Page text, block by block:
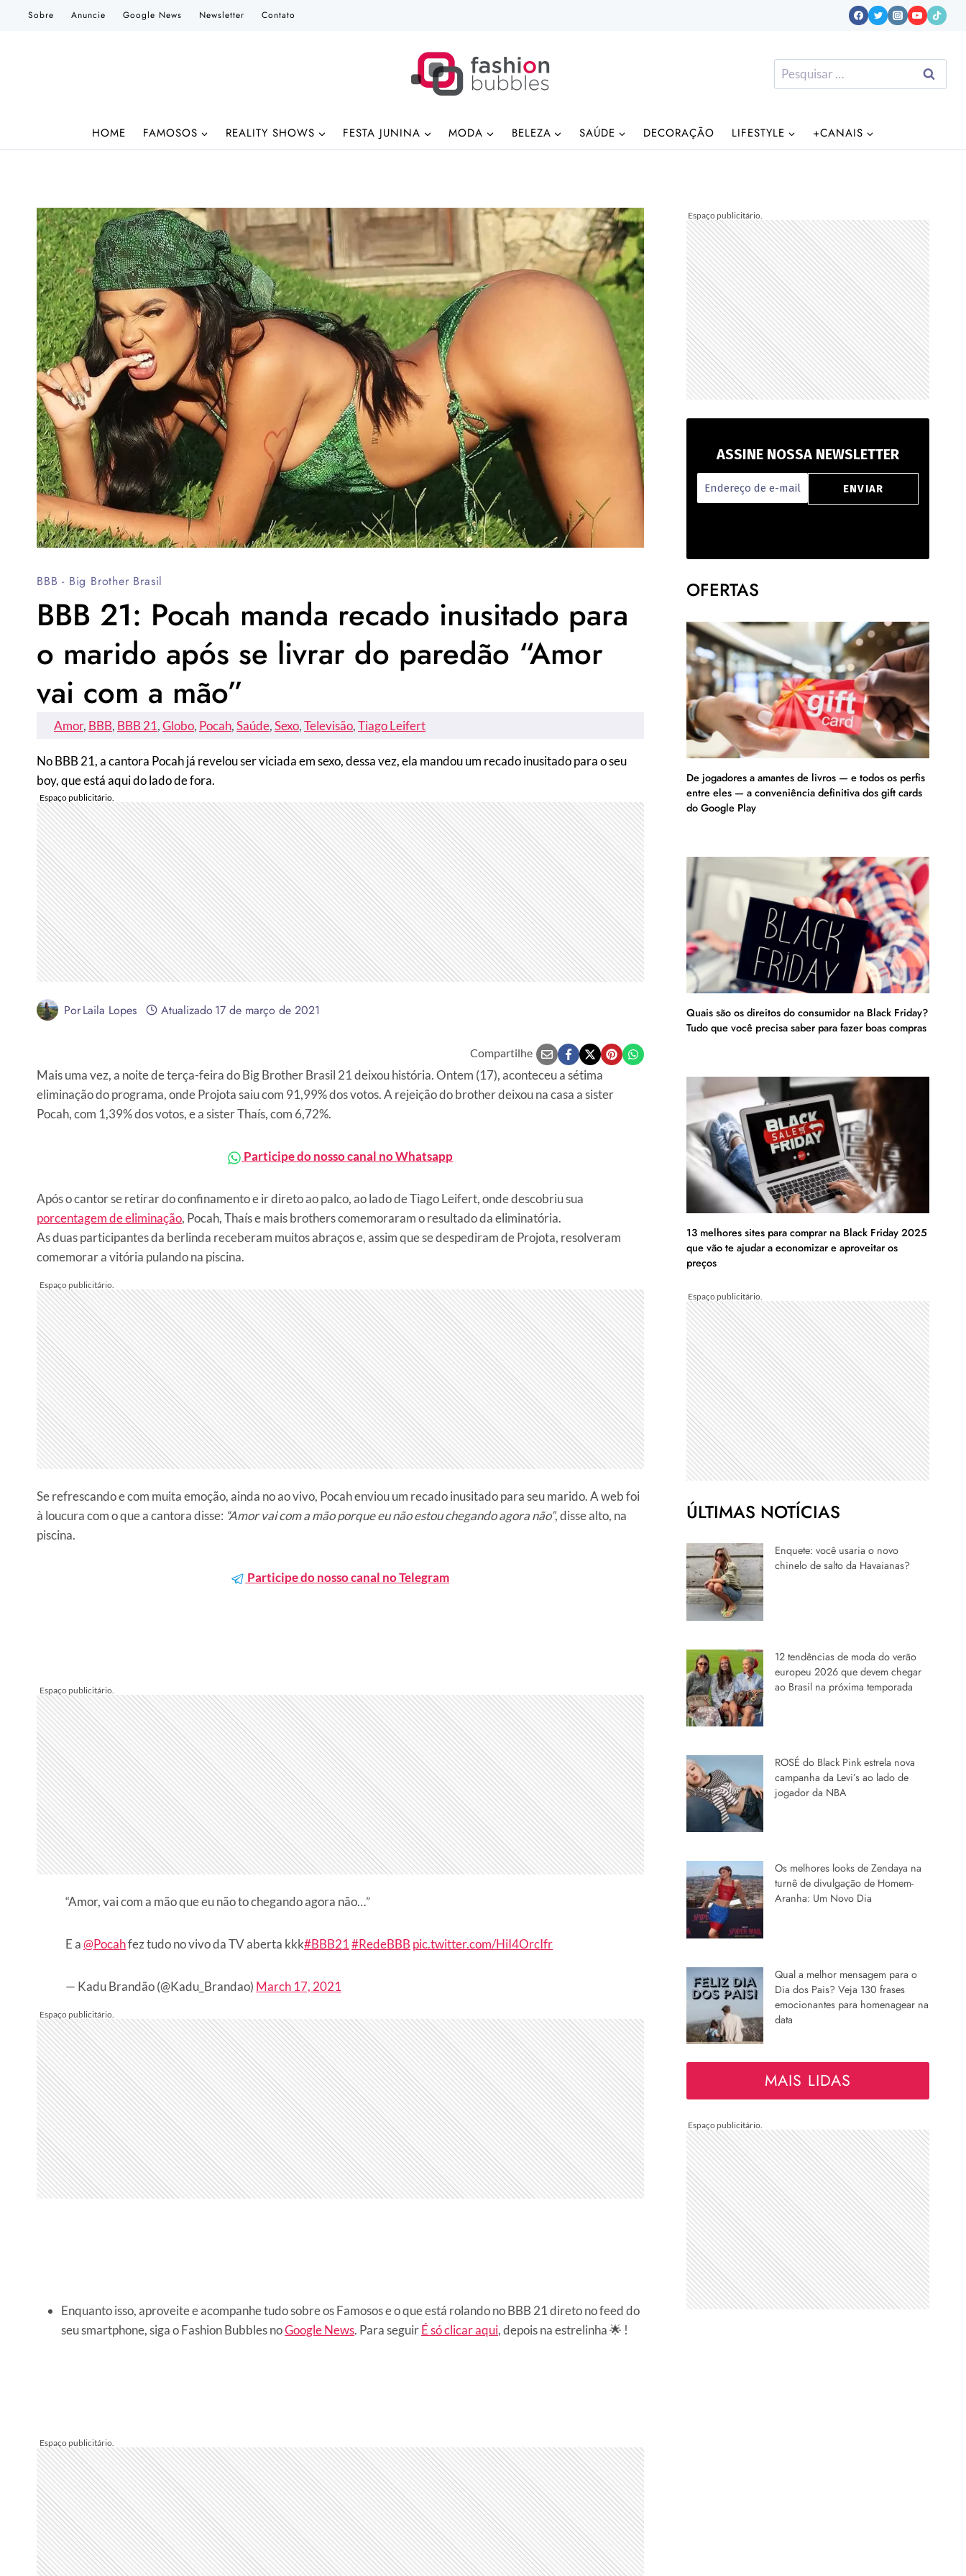
Sobre Anuncie Google News Newsletter Contato
Pesquisar
por:
HOME FAMOSOS REALITY SHOWS FESTA JUNINA MODA BELEZA SAÚDE DECORAÇÃO LIFESTYLE +CANAIS
BBB - Big Brother Brasil
BBB 21: Pocah manda recado inusitado para
o marido após se livrar do paredão “Amor
vai com a mão”
Amor, BBB, BBB 21, Globo, Pocah, Saúde, Sexo, Televisão, Tiago Leifert
No BBB 21, a cantora Pocah já revelou ser viciada em sexo, dessa vez, ela mandou um recado inusitado para o seu
boy, que está aqui do lado de fora.
PorLaila Lopes Atualizado17 de março de 2021
Compartilhe
Mais uma vez, a noite de terça-feira do Big Brother Brasil 21 deixou história. Ontem (17), aconteceu a sétima
eliminação do programa, onde Projota saiu com 91,99% dos votos. A rejeição do brother deixou na casa a sister
Pocah, com 1,39% dos votos, e a sister Thaís, com 6,72%.
Participe do nosso canal no Whatsapp
Após o cantor se retirar do confinamento e ir direto ao palco, ao lado de Tiago Leifert, onde descobriu sua
porcentagem de eliminação, Pocah, Thaís e mais brothers comemoraram o resultado da eliminatória.
As duas participantes da berlinda receberam muitos abraços e, assim que se despediram de Projota, resolveram
comemorar a vitória pulando na piscina.
Se refrescando e com muita emoção, ainda no ao vivo, Pocah enviou um recado inusitado para seu marido. A web foi
à loucura com o que a cantora disse: “Amor vai com a mão porque eu não estou chegando agora não”, disse alto, na
piscina.
Participe do nosso canal no Telegram
“Amor, vai com a mão que eu não to chegando agora não…”
E a@Pocahfez tudo no vivo da TV aberta kkk#BBB21#RedeBBB pic.twitter.com/HiI4OrcIfr
— Kadu Brandão (@Kadu_Brandao) March 17, 2021
Enquanto isso, aproveite e acompanhe tudo sobre os Famosos e o que está rolando no BBB 21 direto no feed do
seu smartphone, siga o Fashion Bubbles noGoogle News. Para seguirÉ só clicar aqui, depois na estrelinha 🌟 !
ASSINE NOSSA NEWSLETTER
OFERTAS
De jogadores a amantes de livros — e todos os perfis
entre eles — a conveniência definitiva dos gift cards
do Google Play
Quais são os direitos do consumidor na Black Friday?
Tudo que você precisa saber para fazer boas compras
13 melhores sites para comprar na Black Friday 2025
que vão te ajudar a economizar e aproveitar os
preços
ÚLTIMAS NOTÍCIAS
Enquete: você usaria o novo
chinelo de salto da Havaianas?
12 tendências de moda do verão
europeu 2026 que devem chegar
ao Brasil na próxima temporada
ROSÉ do Black Pink estrela nova
campanha da Levi’s ao lado de
jogador da NBA
Os melhores looks de Zendaya na
turnê de divulgação de Homem-
Aranha: Um Novo Dia
Qual a melhor mensagem para o
Dia dos Pais? Veja 130 frases
emocionantes para homenagear na
data
MAIS LIDAS